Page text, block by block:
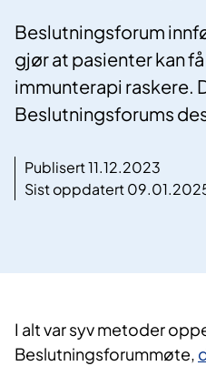
Beslutningsforum
gjør at pasienter kan
immunterapi raskere.
Beslutningsforums
Publisert 11.12.2023
Sist oppdatert
I alt var syv metoder
Beslutningsforummøte,